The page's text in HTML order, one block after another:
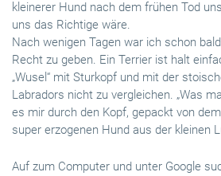
kleinerer Hund nach dem frühen Tod
uns das Richtige wäre.
Nach wenigen Tagen war ich schon
Recht zu geben. Ein Terrier ist halt
„Wusel“ mit Sturkopf und mit der
Labradors nicht zu vergleichen. „Was
es mir durch den Kopf, gepackt von
super erzogenen Hund aus der kleinen
Auf zum Computer und unter Google